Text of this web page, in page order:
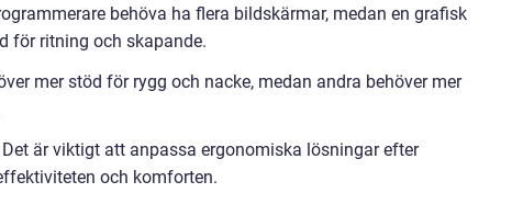
behöva ha flera bildskärmar, medan en grafisk
för ritning och skapande.
mer stöd för rygg och nacke, medan andra behöver mer
är viktigt att anpassa ergonomiska lösningar efter
och komforten.